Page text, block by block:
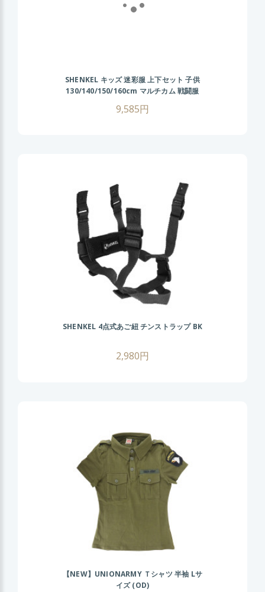
SHENKEL キッズ 迷彩服 上下セット 子供
130/140/150/160cm マルチカム 戦闘服
9,585円
SHENKEL 4点式あご紐 チンストラップ BK
2,980円
【NEW】UNIONARMY Ｔシャツ 半袖 Lサ
イズ (OD)